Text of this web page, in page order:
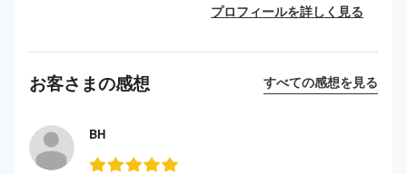
プロフィールを詳しく見る
お客さまの感想 すべての感想を見る
BH